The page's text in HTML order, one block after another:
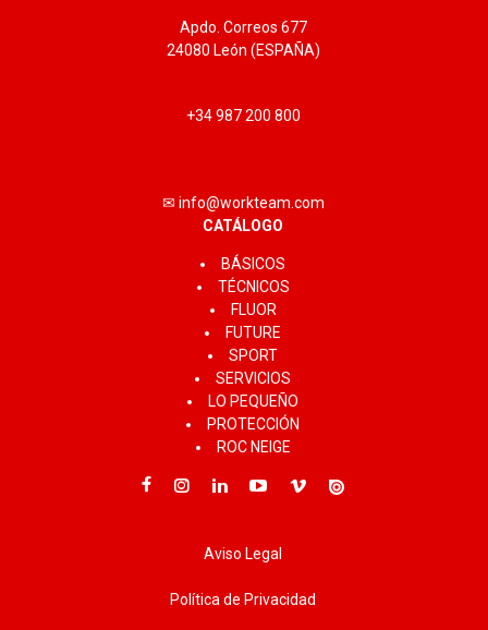
Apdo. Correos 677
24080 León (ESPAÑA)
+34 987 200 800
✉ info@workteam.com
CATÁLOGO
BÁSICOS
TÉCNICOS
FLUOR
FUTURE
SPORT
SERVICIOS
LO PEQUEÑO
PROTECCIÓN
ROC NEIGE
Aviso Legal
Política de Privacidad